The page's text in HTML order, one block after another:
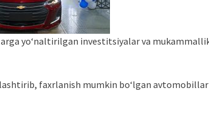
yo‘naltirilgan investitsiyalar va
faxrlanish mumkin bo‘lgan avtomobillar